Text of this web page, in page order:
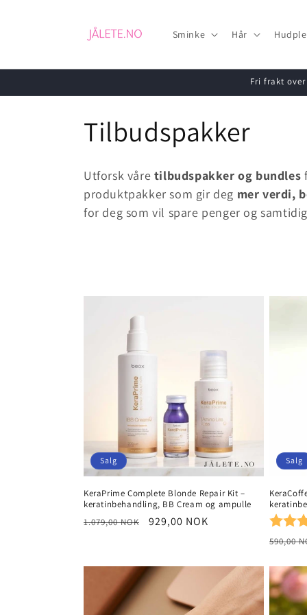
Sminke Hår
Fri frakt
S
a
m
Tilbudspakker
Utforsk våre tilbudspakker og bundles
produktpakker som gir deg mer verdi,
for deg som vil spare penger og
Salg
KeraPrime Complete Blonde Repair Kit –
keratinbehandling, BB Cream og ampulle
Vanlig
1.079,00 NOK Salgspris
929,00 NOK
Salg
Vanlig
590,00